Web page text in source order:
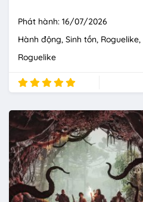
Phát hành: 16/07/2026
Hành động Sinh tồn Roguelike
Roguelike